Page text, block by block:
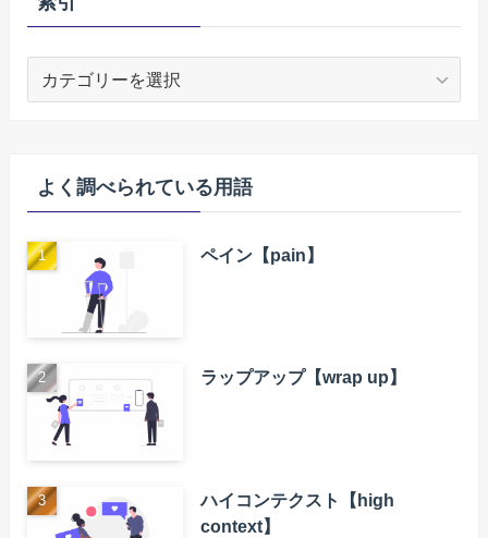
よく調べられている用語
ペイン【pain】
ラップアップ【wrap up】
ハイコンテクスト【high
context】